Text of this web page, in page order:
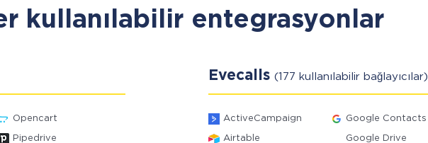
kullanılabilir entegrasyonlar
Opencart
Pipedrive
Evecalls (177 kullanılabilir bağlayıcılar)
ActiveCampaign Google Contacts
Airtable Google Drive